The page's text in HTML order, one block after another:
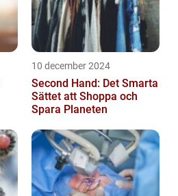
10 december 2024
Second Hand: Det Smarta
Sättet att Shoppa och
Spara Planeten